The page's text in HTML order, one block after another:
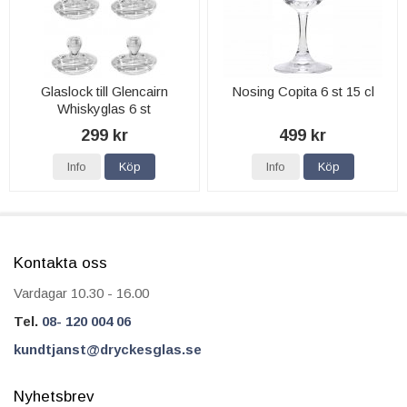
Glaslock till Glencairn
Whiskyglas 6 st
299 kr
Info Köp
Nosing Copita 6 st 15 cl
499 kr
Info Köp
Kontakta oss
Vardagar 10.30 - 16.00
Tel. 08- 120 004 06
kundtjanst@dryckesglas.se
Nyhetsbrev